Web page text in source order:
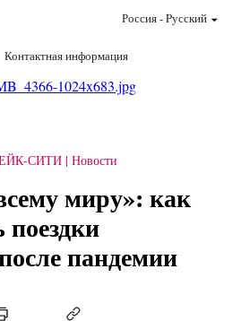
Контактная информация
Россия-Pусский
1024x683.jpg
СИТИ Новости
миру»: как
пандемии